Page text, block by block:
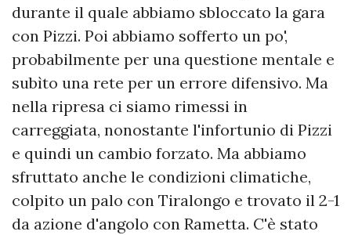
durante il quale abbiamo sbloccato la gara
con Pizzi. Poi abbiamo sofferto un po',
probabilmente per una questione mentale e
subìto una rete per un errore difensivo. Ma
nella ripresa ci siamo rimessi in
carreggiata, nonostante l'infortunio di Pizzi
e quindi un cambio forzato. Ma abbiamo
sfruttato anche le condizioni climatiche,
colpito un palo con Tiralongo e trovato il 2-1
da azione d'angolo con Rametta. C'è stato